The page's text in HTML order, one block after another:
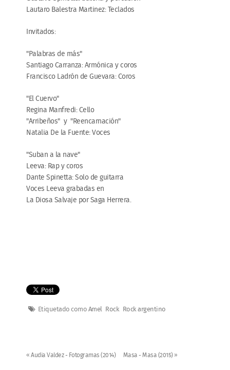
Lautaro Balestra Martinez: Teclados
Invitados:
"Palabras de más"
Santiago Carranza: Armónica y coros
Francisco Ladrón de Guevara: Coros
"El Cuervo"
Regina Manfredi: Cello
"Arribeños" y "Reencarnación"
Natalia De la Fuente: Voces
"Suban a la nave"
Leeva: Rap y coros
Dante Spinetta: Solo de guitarra
Voces Leeva grabadas en
La Diosa Salvaje por Saga Herrera.
Etiquetado comoAmel Rock Rock argentino
« Audia Valdez - Fotogramas (2014) Masa - Masa (2015) »